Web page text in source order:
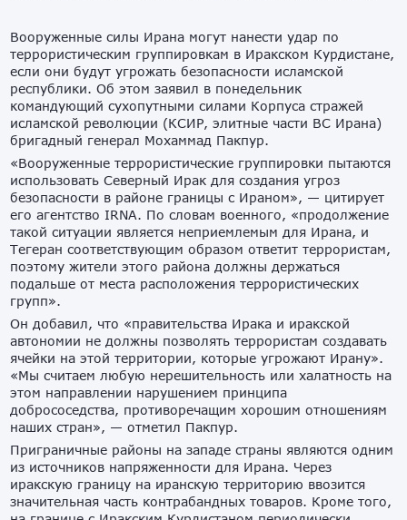
Вооруженные силы Ирана могут нанести удар по
террористическим группировкам в Иракском Курдистане,
если они будут угрожать безопасности исламской
республики. Об этом заявил в понедельник
командующий сухопутными силами Корпуса стражей
исламской революции (КСИР, элитные части ВС Ирана)
бригадный генерал Мохаммад Пакпур.
«Вооруженные террористические группировки пытаются
использовать Северный Ирак для создания угроз
безопасности в районе границы с Ираном», — цитирует
его агентство IRNA. По словам военного, «продолжение
такой ситуации является неприемлемым для Ирана, и
Тегеран соответствующим образом ответит террористам,
поэтому жители этого района должны держаться
подальше от места расположения террористических
групп».
Он добавил, что «правительства Ирака и иракской
автономии не должны позволять террористам создавать
ячейки на этой территории, которые угрожают Ирану».
«Мы считаем любую нерешительность или халатность на
этом направлении нарушением принципа
добрососедства, противоречащим хорошим отношениям
наших стран», — отметил Пакпур.
Приграничные районы на западе страны являются одним
из источников напряженности для Ирана. Через
иракскую границу на иранскую территорию ввозится
значительная часть контрабандных товаров. Кроме того,